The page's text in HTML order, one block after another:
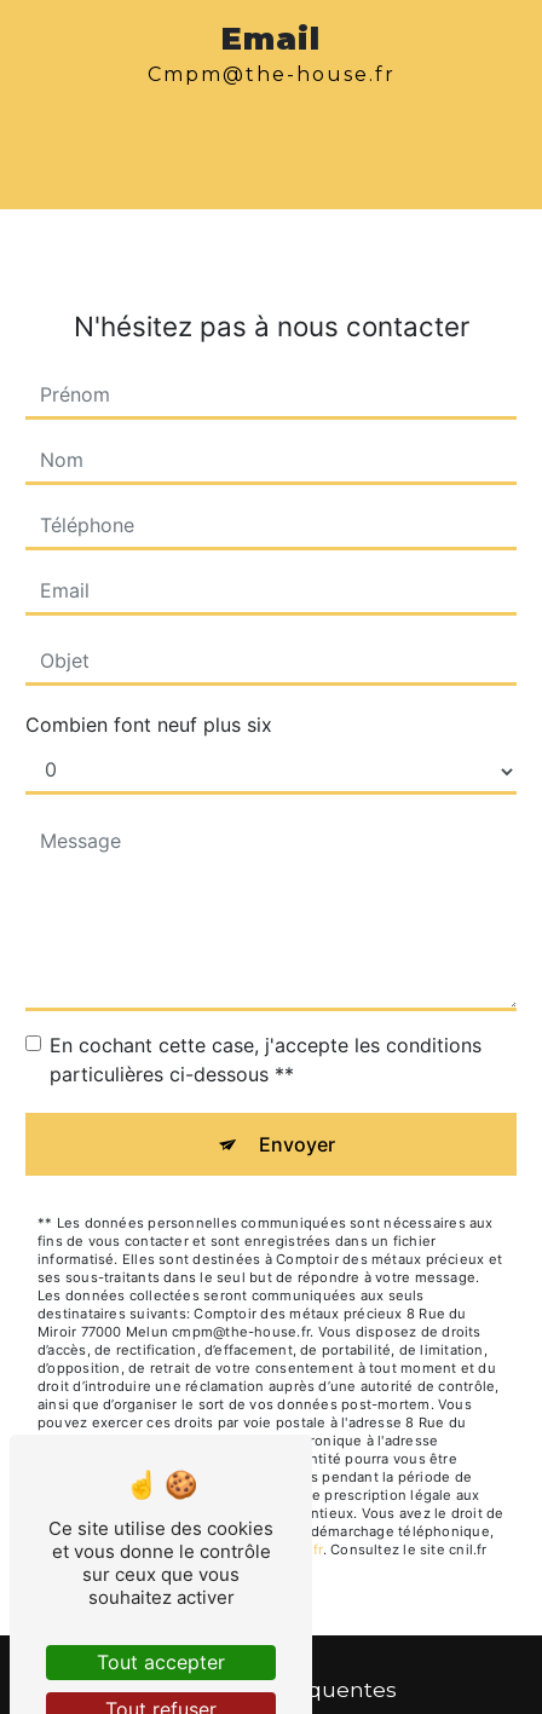
Email
cmpm@the-house.fr
N'hésitez pas à nous contacter
Combien font neuf plus six
En cochant cette case, j'accepte les conditions
particulières ci-dessous **
Envoyer
** Les données personnelles communiquées sont nécessaires aux
fins de vous contacter et sont enregistrées dans un fichier
informatisé. Elles sont destinées à Comptoir des métaux précieux et
ses sous-traitants dans le seul but de répondre à votre message.
Les données collectées seront communiquées aux seuls
destinataires suivants: Comptoir des métaux précieux 8 Rue du
Miroir 77000 Melun cmpm@the-house.fr. Vous disposez de droits
d’accès, de rectification, d’effacement, de portabilité, de limitation,
d’opposition, de retrait de votre consentement à tout moment et du
droit d’introduire une réclamation auprès d’une autorité de contrôle,
ainsi que d’organiser le sort de vos données post-mortem. Vous
pouvez exercer ces droits par voie postale à l'adresse 8 Rue du
Miroir 77000 Melun ou par courrier électronique à l'adresse
cmpm@the-house.fr. Un justificatif d'identité pourra vous être
demandé. Nous conservons vos données pendant la période de
prise de contact puis pendant la durée de prescription légale aux
fins probatoires et de gestion des contentieux. Vous avez le droit de
vous inscrire sur la liste d'opposition au démarchage téléphonique,
disponible à cette adresse: Bloctel.gouv.fr. Consultez le site cnil.fr
pour plus d’informations sur vos droits.
Recherches fréquentes
Ce site utilise des cookies
et vous donne le contrôle
sur ceux que vous
souhaitez activer
Tout accepter
Tout refuser